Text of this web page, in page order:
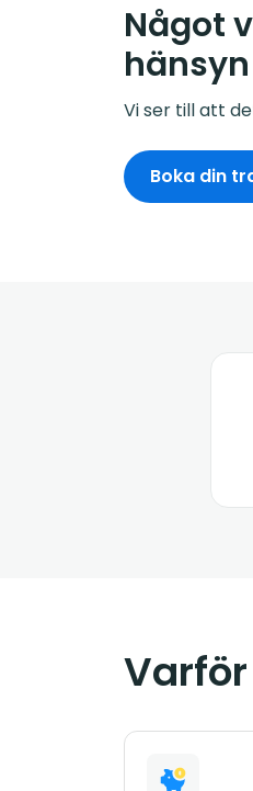
Något
Vi ser till att
Boka din